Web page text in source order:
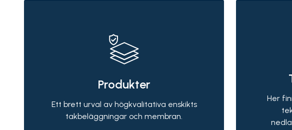
Produkter
Ett brett urval av högkvalitativa enskikts
takbeläggningar och membran.
Her